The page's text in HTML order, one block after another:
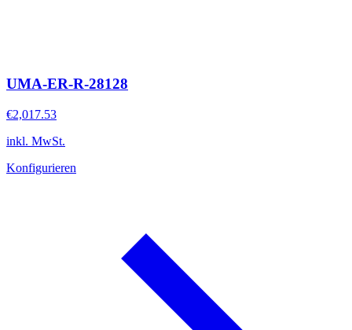
UMA-ER-R-28128
€2,017.53
inkl. MwSt.
Konfigurieren